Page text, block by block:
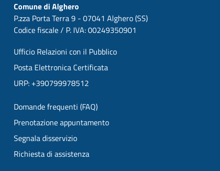
Comune di Alghero
P.zza Porta Terra 9 - 07041 Alghero (SS)
Codice fiscale / P. IVA: 00249350901
Ufficio Relazioni con il Pubblico
Posta Elettronica Certificata
URP: +390799978512
Domande frequenti (FAQ)
Prenotazione appuntamento
Segnala disservizio
Richiesta di assistenza